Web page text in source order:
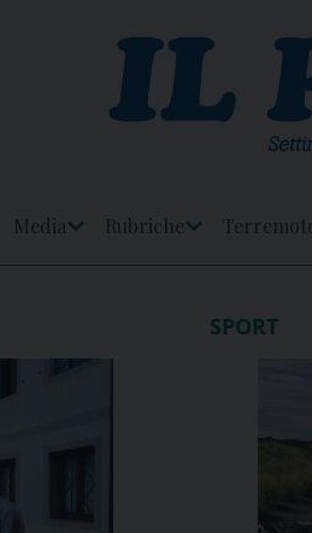
Media
Rubriche
SPORT